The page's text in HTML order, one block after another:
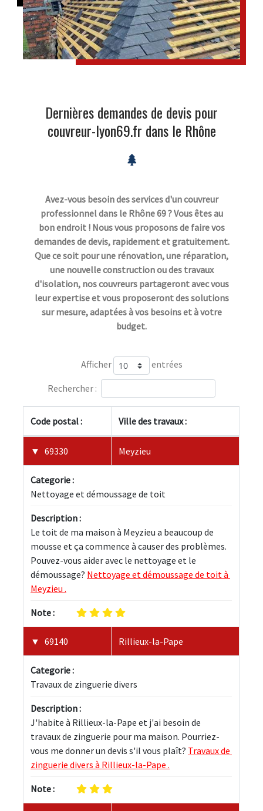
Dernières demandes de devis pour
couvreur-lyon69.fr dans le Rhône
Avez-vous besoin des services d'un couvreur
professionnel dans le Rhône 69 ? Vous êtes au
bon endroit ! Nous vous proposons de faire vos
demandes de devis, rapidement et gratuitement.
Que ce soit pour une rénovation, une réparation,
une nouvelle construction ou des travaux
d'isolation, nos couvreurs partageront avec vous
leur expertise et vous proposeront des solutions
sur mesure, adaptées à vos besoins et à votre
budget.
Afficher entrées
Rechercher :
Code postal : Ville des travaux :
69330 Meyzieu
Categorie :
Nettoyage et démoussage de toit
Description :
Le toit de ma maison à Meyzieu a beaucoup de
mousse et ça commence à causer des problèmes.
Pouvez-vous aider avec le nettoyage et le
démoussage? Nettoyage et démoussage de toit à
Meyzieu .
Note :
69140 Rillieux-la-Pape
Categorie :
Travaux de zinguerie divers
Description :
J'habite à Rillieux-la-Pape et j'ai besoin de
travaux de zinguerie pour ma maison. Pourriez-
vous me donner un devis s'il vous plaît? Travaux de
zinguerie divers à Rillieux-la-Pape .
Note :